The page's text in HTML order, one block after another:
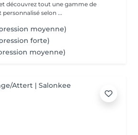
découvrez tout une gamme de
selon ...
moyenne)
forte)
moyenne)